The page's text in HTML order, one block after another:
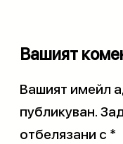
Вашият
Вашият имейл
публикуван.
отбелязани с *